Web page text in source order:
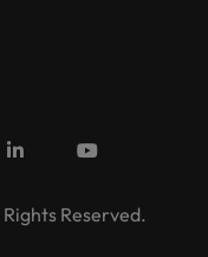
Reserved.